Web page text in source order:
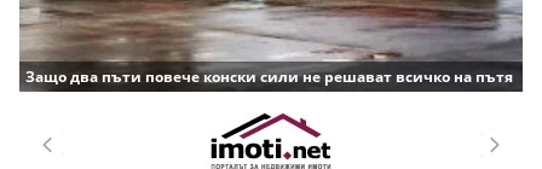
Защо два пъти повече конски сили не решават всичко на пътя